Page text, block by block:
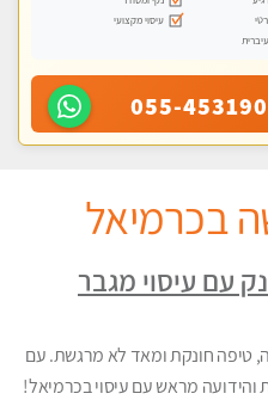
עיסוי מקצועי
055-
בכרמיאל
עם עיסוי מגבר
טיפה חונקת ומאד לא מרגשת. עם
מראש עם עיסוי בכרמיאל!